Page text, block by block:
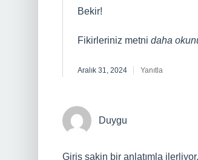
Bekir!
Fikirleriniz metni daha
Aralık 31, 2024 Yanıtla
Duygu
Giriş sakin bir anlatımla